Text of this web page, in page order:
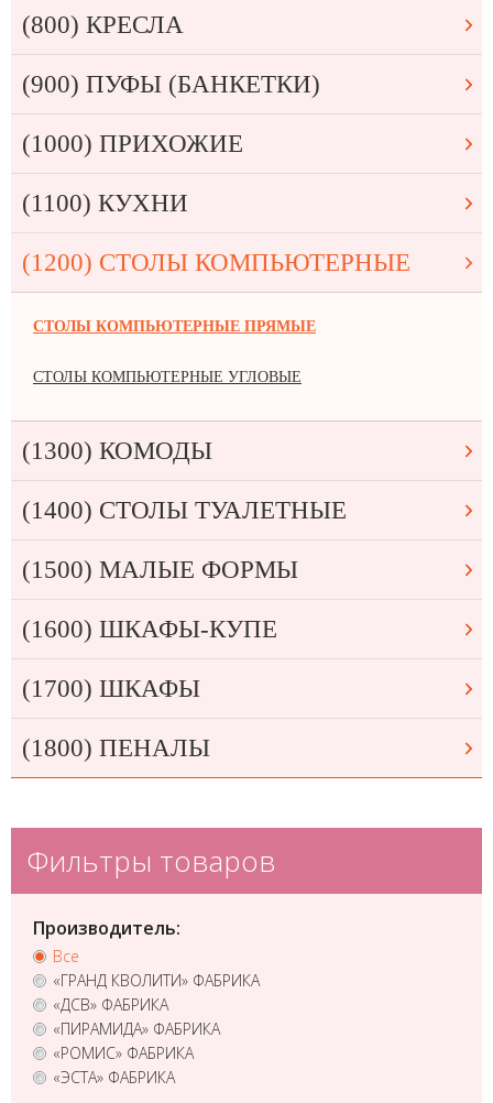
(800) КРЕСЛА
(900) ПУФЫ (БАНКЕТКИ)
(1000) ПРИХОЖИЕ
(1100) КУХНИ
(1200) СТОЛЫ КОМПЬЮТЕРНЫЕ
СТОЛЫ КОМПЬЮТЕРНЫЕ ПРЯМЫЕ
СТОЛЫ КОМПЬЮТЕРНЫЕ УГЛОВЫЕ
(1300) КОМОДЫ
(1400) СТОЛЫ ТУАЛЕТНЫЕ
(1500) МАЛЫЕ ФОРМЫ
(1600) ШКАФЫ-КУПЕ
(1700) ШКАФЫ
(1800) ПЕНАЛЫ
Фильтры товаров
Производитель:
Все
«ГРАНД КВОЛИТИ» ФАБРИКА
«ДСВ» ФАБРИКА
«ПИРАМИДА» ФАБРИКА
«РОМИС» ФАБРИКА
«ЭСТА» ФАБРИКА